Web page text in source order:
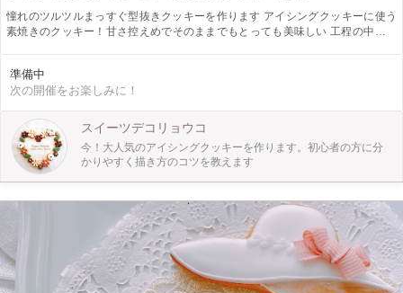
憧れのツルツルまっすぐ型抜きクッキーを作ります アイシングクッキーに使う
素焼きのクッキー！甘さ控えめでそのままでもとっても美味しい 工程の中でた
年目のアイシングクッキー講師が一緒に作成して美味しい型抜きクッキーを実践
します 生地のお持ち帰りと事前に準備した生地を焼いて型抜きクッキーにチャ
準備中
次の開催をお楽しみに！
スイーツデコリョウコ
今！大人気のアイシングクッキーを作ります。初心者の方に分
かりやすく描き方のコツを教えます